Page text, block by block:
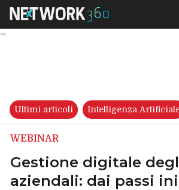
Gestione
Ultimi articoli Intelligenza
WEBINAR
Gestione digitale
aziendali: dai passi